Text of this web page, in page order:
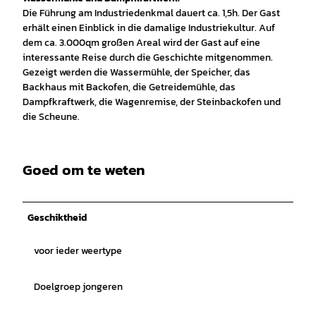
Die Führung am Industriedenkmal dauert ca. 1,5h. Der Gast
erhält einen Einblick in die damalige Industriekultur. Auf
dem ca. 3.000qm großen Areal wird der Gast auf eine
interessante Reise durch die Geschichte mitgenommen.
Gezeigt werden die Wassermühle, der Speicher, das
Backhaus mit Backofen, die Getreidemühle, das
Dampfkraftwerk, die Wagenremise, der Steinbackofen und
die Scheune.
Goed om te weten
Geschiktheid
voor ieder weertype
Doelgroep jongeren